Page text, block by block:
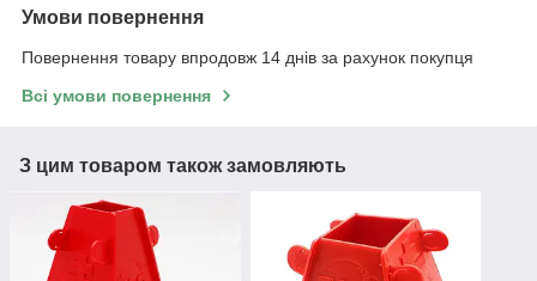
Умови повернення
Повернення товару впродовж 14 днів за рахунок покупця
Всі умови повернення
З цим товаром також замовляють